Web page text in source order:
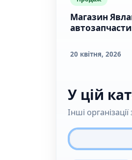
Магазин
20 квітня, 2026
У цій
Інші організації